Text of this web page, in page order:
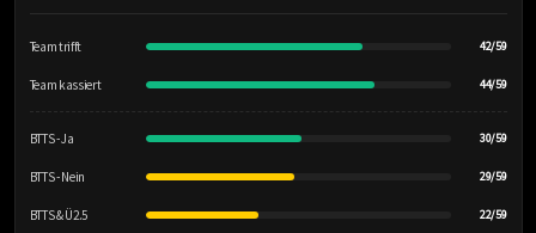
Team trifft 42/59
Team kassiert 44/59
BTTS - Ja 30/59
BTTS - Nein 29/59
BTTS & Ü2.5 22/59